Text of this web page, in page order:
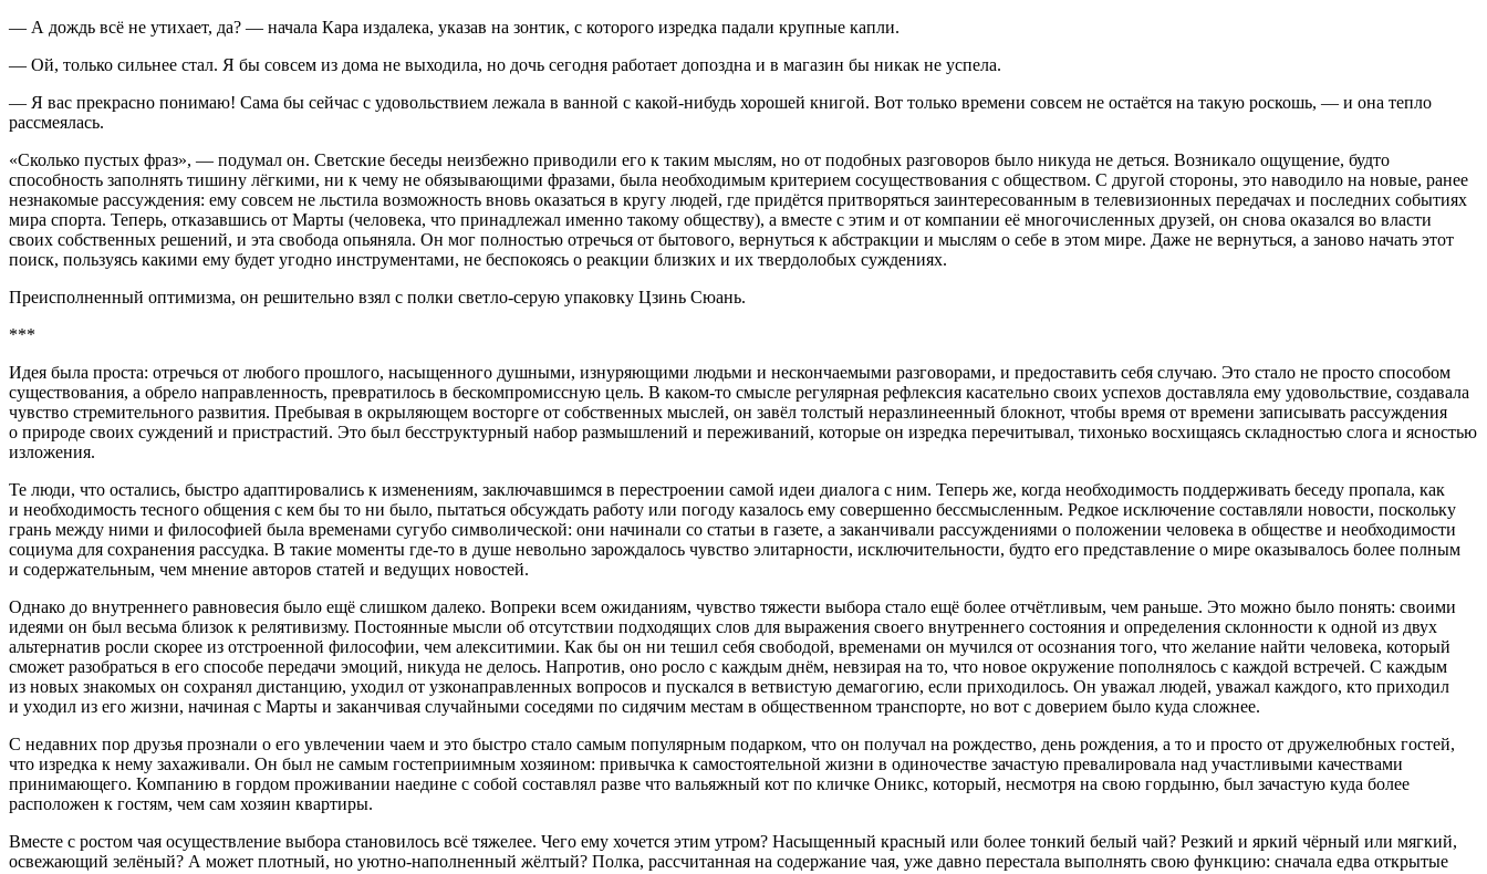
— А дождь всё не утихает, да? — начала Кара издалека, указав на зонтик, с которого изредка падали крупные капли.
— Ой, только сильнее стал. Я бы совсем из дома не выходила, но дочь сегодня работает допоздна и в магазин бы никак не успела.
— Я вас прекрасно понимаю! Сама бы сейчас с удовольствием лежала в ванной с какой-нибудь хорошей книгой. Вот только времени совсем не остаётся на такую роскошь, — и она тепло
рассмеялась.
«Сколько пустых фраз», — подумал он. Светские беседы неизбежно приводили его к таким мыслям, но от подобных разговоров было никуда не деться. Возникало ощущение, будто
способность заполнять тишину лёгкими, ни к чему не обязывающими фразами, была необходимым критерием сосуществования с обществом. С другой стороны, это наводило на новые, ранее
незнакомые рассуждения: ему совсем не льстила возможность вновь оказаться в кругу людей, где придётся притворяться заинтересованным в телевизионных передачах и последних событиях
мира спорта. Теперь, отказавшись от Марты (человека, что принадлежал именно такому обществу), а вместе с этим и от компании её многочисленных друзей, он снова оказался во власти
своих собственных решений, и эта свобода опьяняла. Он мог полностью отречься от бытового, вернуться к абстракции и мыслям о себе в этом мире. Даже не вернуться, а заново начать этот
поиск, пользуясь какими ему будет угодно инструментами, не беспокоясь о реакции близких и их твердолобых суждениях.
Преисполненный оптимизма, он решительно взял с полки светло-серую упаковку Цзинь Сюань.
***
Идея была проста: отречься от любого прошлого, насыщенного душными, изнуряющими людьми и нескончаемыми разговорами, и предоставить себя случаю. Это стало не просто способом
существования, а обрело направленность, превратилось в бескомпромиссную цель. В каком-то смысле регулярная рефлексия касательно своих успехов доставляла ему удовольствие, создавала
чувство стремительного развития. Пребывая в окрыляющем восторге от собственных мыслей, он завёл толстый неразлинеенный блокнот, чтобы время от времени записывать рассуждения
о природе своих суждений и пристрастий. Это был бесструктурный набор размышлений и переживаний, которые он изредка перечитывал, тихонько восхищаясь складностью слога и ясностью
изложения.
Те люди, что остались, быстро адаптировались к изменениям, заключавшимся в перестроении самой идеи диалога с ним. Теперь же, когда необходимость поддерживать беседу пропала, как
и необходимость тесного общения с кем бы то ни было, пытаться обсуждать работу или погоду казалось ему совершенно бессмысленным. Редкое исключение составляли новости, поскольку
грань между ними и философией была временами сугубо символической: они начинали со статьи в газете, а заканчивали рассуждениями о положении человека в обществе и необходимости
социума для сохранения рассудка. В такие моменты где-то в душе невольно зарождалось чувство элитарности, исключительности, будто его представление о мире оказывалось более полным
и содержательным, чем мнение авторов статей и ведущих новостей.
Однако до внутреннего равновесия было ещё слишком далеко. Вопреки всем ожиданиям, чувство тяжести выбора стало ещё более отчётливым, чем раньше. Это можно было понять: своими
идеями он был весьма близок к релятивизму. Постоянные мысли об отсутствии подходящих слов для выражения своего внутреннего состояния и определения склонности к одной из двух
альтернатив росли скорее из отстроенной философии, чем алекситимии. Как бы он ни тешил себя свободой, временами он мучился от осознания того, что желание найти человека, который
сможет разобраться в его способе передачи эмоций, никуда не делось. Напротив, оно росло с каждым днём, невзирая на то, что новое окружение пополнялось с каждой встречей. С каждым
из новых знакомых он сохранял дистанцию, уходил от узконаправленных вопросов и пускался в ветвистую демагогию, если приходилось. Он уважал людей, уважал каждого, кто приходил
и уходил из его жизни, начиная с Марты и заканчивая случайными соседями по сидячим местам в общественном транспорте, но вот с доверием было куда сложнее.
С недавних пор друзья прознали о его увлечении чаем и это быстро стало самым популярным подарком, что он получал на рождество, день рождения, а то и просто от дружелюбных гостей,
что изредка к нему захаживали. Он был не самым гостеприимным хозяином: привычка к самостоятельной жизни в одиночестве зачастую превалировала над участливыми качествами
принимающего. Компанию в гордом проживании наедине с собой составлял разве что вальяжный кот по кличке Оникс, который, несмотря на свою гордыню, был зачастую куда более
расположен к гостям, чем сам хозяин квартиры.
Вместе с ростом чая осуществление выбора становилось всё тяжелее. Чего ему хочется этим утром? Насыщенный красный или более тонкий белый чай? Резкий и яркий чёрный или мягкий,
освежающий зелёный? А может плотный, но уютно-наполненный жёлтый? Полка, рассчитанная на содержание чая, уже давно перестала выполнять свою функцию: сначала едва открытые